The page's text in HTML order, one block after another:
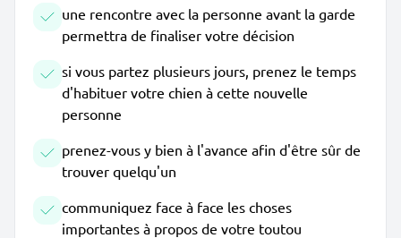
une rencontre avec la personne avant la garde
permettra de finaliser votre décision
si vous partez plusieurs jours, prenez le temps
d'habituer votre chien à cette nouvelle
personne
prenez-vous y bien à l'avance afin d'être sûr de
trouver quelqu'un
communiquez face à face les choses
importantes à propos de votre toutou